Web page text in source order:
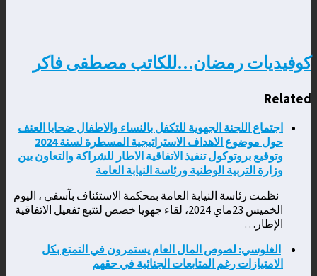
كوفيديات رمضان…للكاتب مصطفى فاكر
Related
اجتماع اللجنة الجهوية للتكفل بالنساء والاطفال ضحايا العنف
حول موضوع الاهداف الاستراتيجية المسطرة لسنة 2024
وتوقيع بروتوكول تنفيذ الاتفاقية الاطار للشراكة والتعاون بين
وزارة التربية الوطنية ورئاسة النيابة العامة
نظمت رئاسة النيابة العامة بمحكمة الاستئناف بآسفي ، اليوم
الخميس 23ماي 2024، لقاء جهويا خصص لتتبع تفعيل الاتفاقية
الإطار…
الغلوسي: لصوص المال العام يستمرون في التمتع بكل
الامتيازات رغم المتابعات الجنائية في حقهم